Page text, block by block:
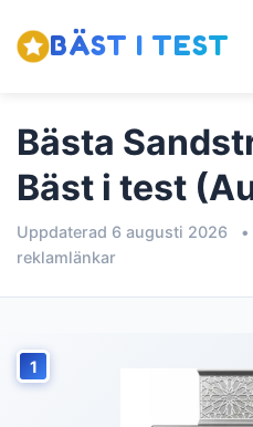
BÄST I TEST
Bästa
Bäst i test
Uppdaterad 6 augusti 2026 •
reklamlänkar
1